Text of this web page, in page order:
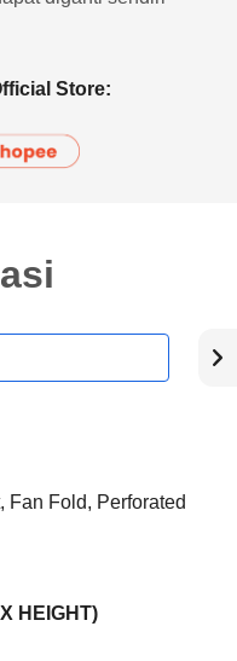
Store:
Fan Fold, Perforated
HEIGHT)